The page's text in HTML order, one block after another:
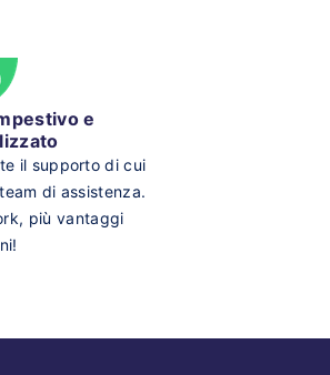
e
il supporto di cui
di assistenza.
più vantaggi